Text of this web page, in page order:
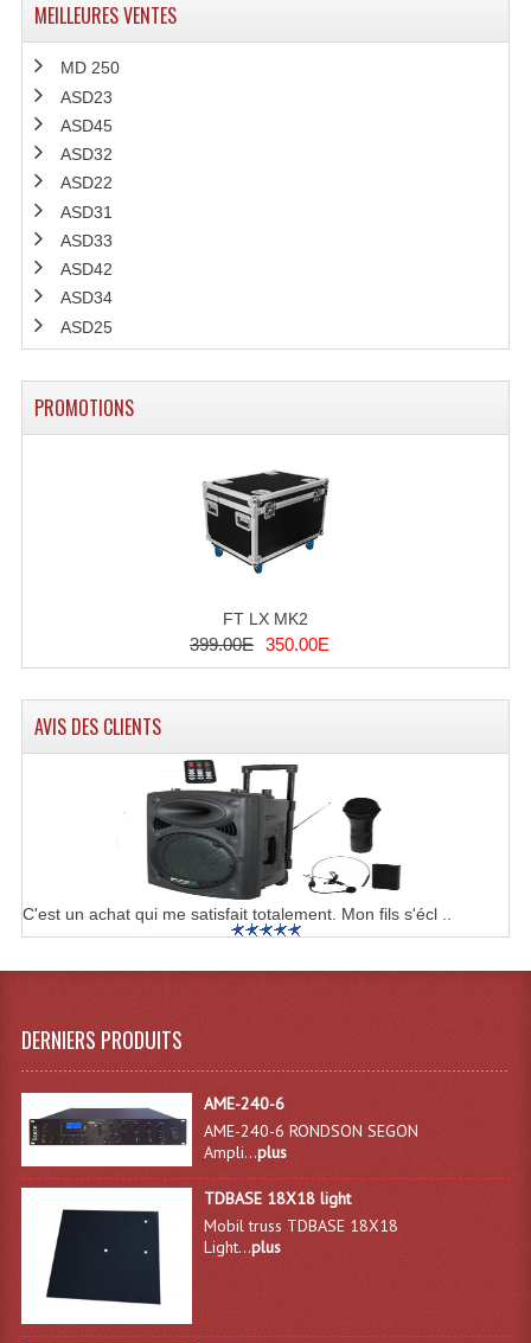
MEILLEURES VENTES
MD 250
ASD23
ASD45
ASD32
ASD22
ASD31
ASD33
ASD42
ASD34
ASD25
PROMOTIONS
FT LX MK2
399.00E 350.00E
AVIS DES CLIENTS
C'est un achat qui me satisfait totalement. Mon fils s'écl ..
DERNIERS PRODUITS
AME-240-6
AME-240-6 RONDSON SEGON
Ampli...plus
TDBASE 18X18 light
Mobil truss TDBASE 18X18
Light...plus